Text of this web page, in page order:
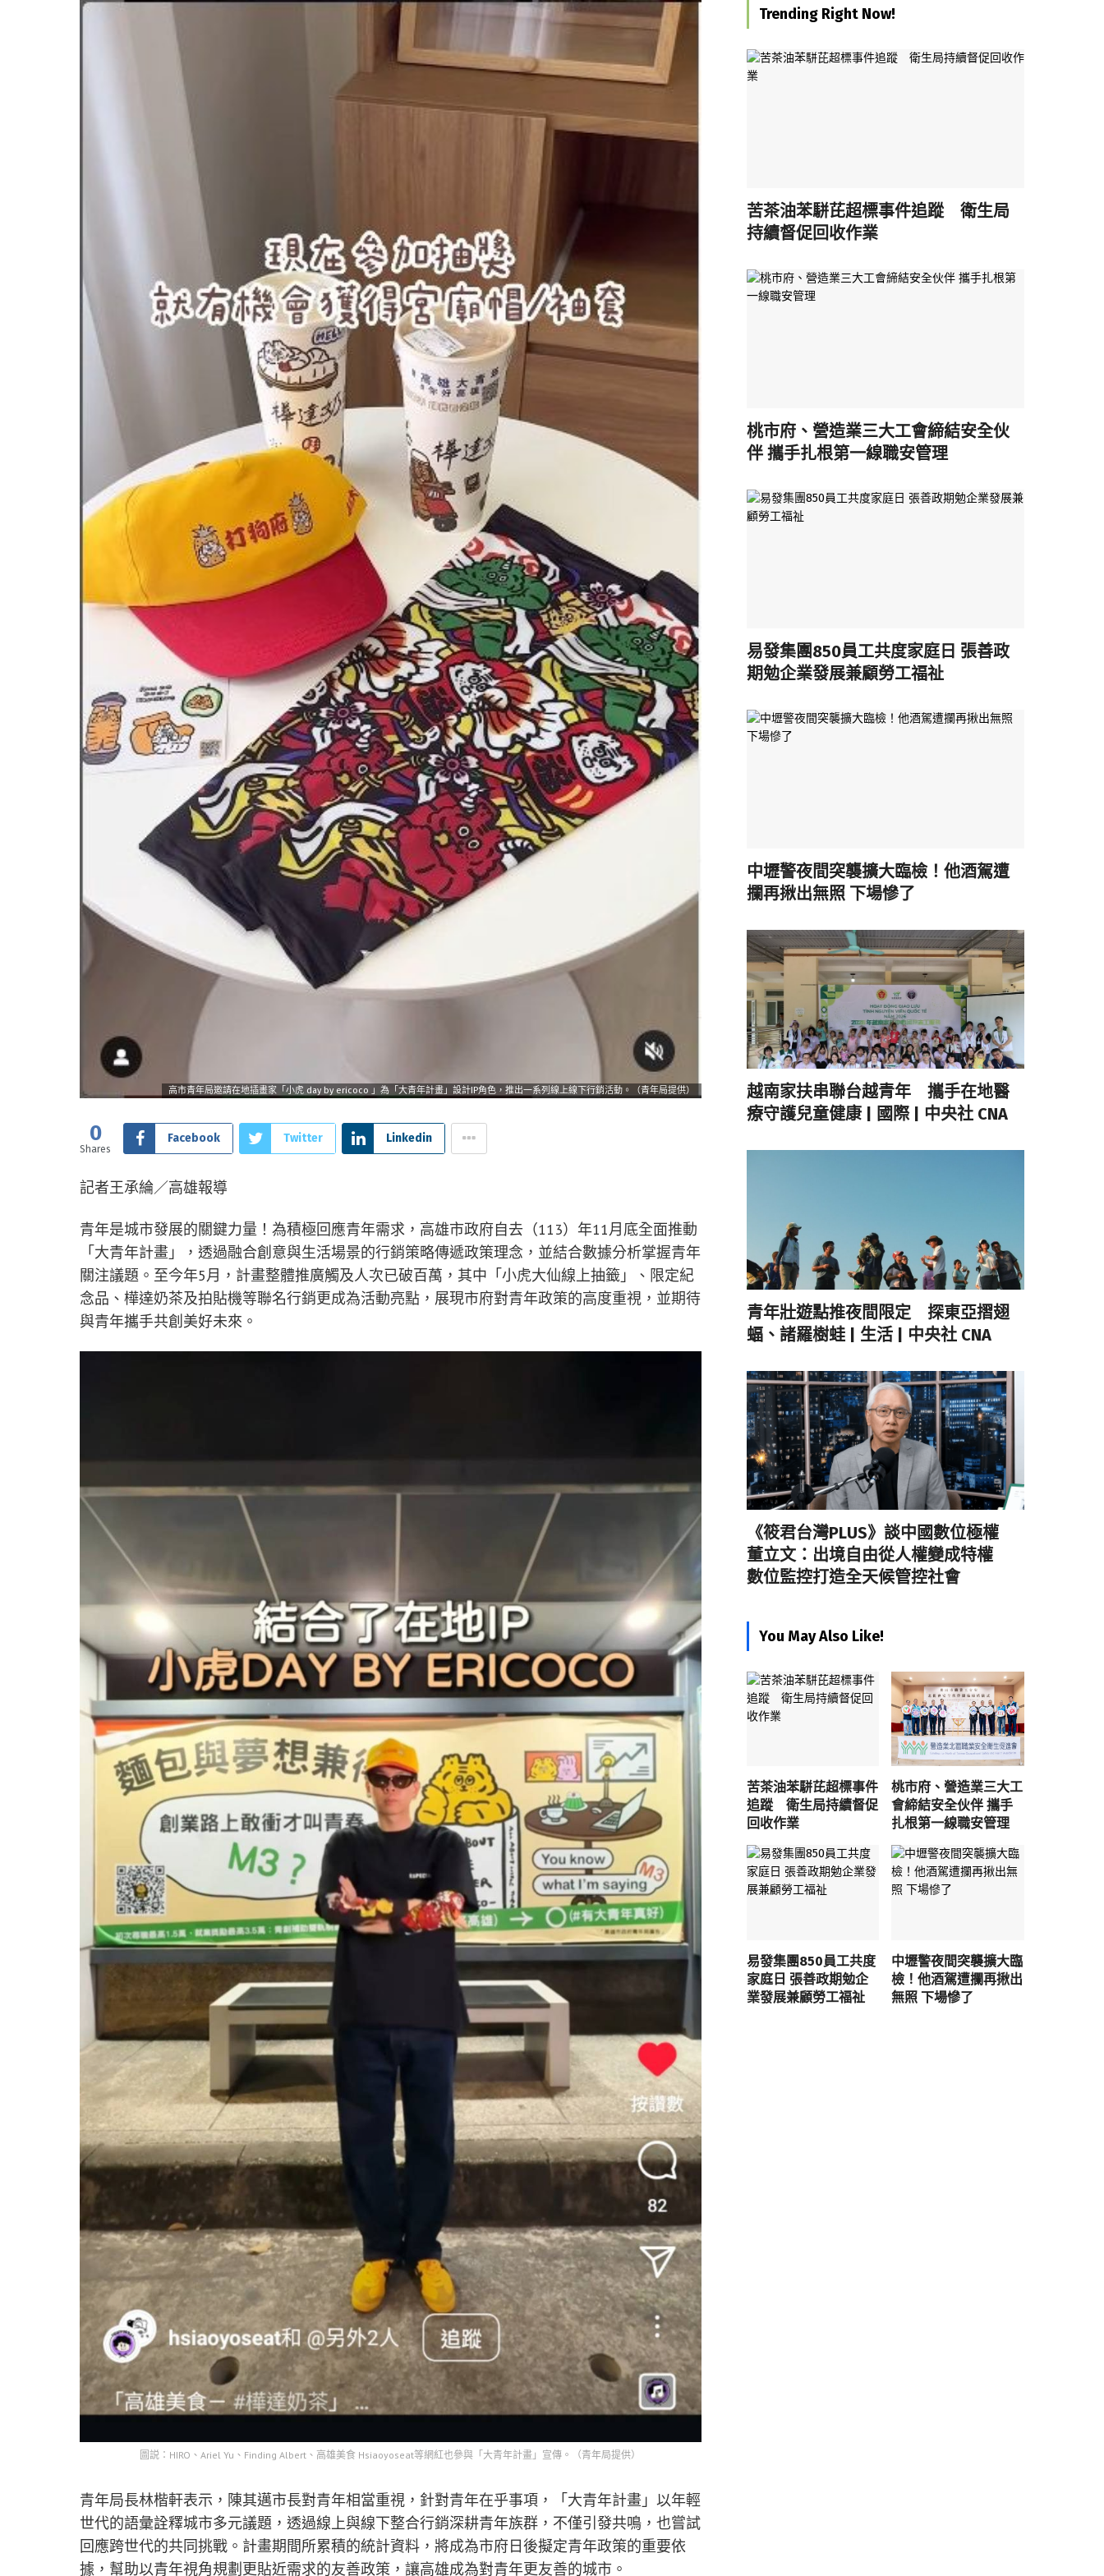
高市青年局邀請在地插畫家「小虎 day by ericoco 」為「大青年計畫」設計IP角色，推出一系列線上線下行銷活動。（青年局提供）
0
Shares
Facebook Twitter Linkedin
記者王承綸／高雄報導
青年是城市發展的關鍵力量！為積極回應青年需求，高雄市政府自去（113）年11月底全面推動
「大青年計畫」，透過融合創意與生活場景的行銷策略傳遞政策理念，並結合數據分析掌握青年
關注議題。至今年5月，計畫整體推廣觸及人次已破百萬，其中「小虎大仙線上抽籤」、限定紀
念品、樺達奶茶及拍貼機等聯名行銷更成為活動亮點，展現市府對青年政策的高度重視，並期待
與青年攜手共創美好未來。
圖説：HIRO、Ariel Yu、Finding Albert、高雄美食 Hsiaoyoseat等網紅也參與「大青年計畫」宣傳。（青年局提供）
青年局長林楷軒表示，陳其邁市長對青年相當重視，針對青年在乎事項，「大青年計畫」以年輕
世代的語彙詮釋城市多元議題，透過線上與線下整合行銷深耕青年族群，不僅引發共鳴，也嘗試
回應跨世代的共同挑戰。計畫期間所累積的統計資料，將成為市府日後擬定青年政策的重要依
據，幫助以青年視角規劃更貼近需求的友善政策，讓高雄成為對青年更友善的城市。
Trending Right Now!
苦茶油苯駢芘超標事件追蹤 衛生局
持續督促回收作業
桃市府、營造業三大工會締結安全伙
伴 攜手扎根第一線職安管理
易發集團850員工共度家庭日 張善政
期勉企業發展兼顧勞工福祉
中壢警夜間突襲擴大臨檢！他酒駕遭
攔再揪出無照 下場慘了
越南家扶串聯台越青年 攜手在地醫
療守護兒童健康 | 國際 | 中央社 CNA
青年壯遊點推夜間限定 探東亞摺翅
蝠、諸羅樹蛙 | 生活 | 中央社 CNA
《筱君台灣PLUS》談中國數位極權
董立文：出境自由從人權變成特權
數位監控打造全天候管控社會
You May Also Like!
苦茶油苯駢芘超標事件
追蹤 衛生局持續督促
回收作業
桃市府、營造業三大工
會締結安全伙伴 攜手
扎根第一線職安管理
易發集團850員工共度
家庭日 張善政期勉企
業發展兼顧勞工福祉
中壢警夜間突襲擴大臨
檢！他酒駕遭攔再揪出
無照 下場慘了